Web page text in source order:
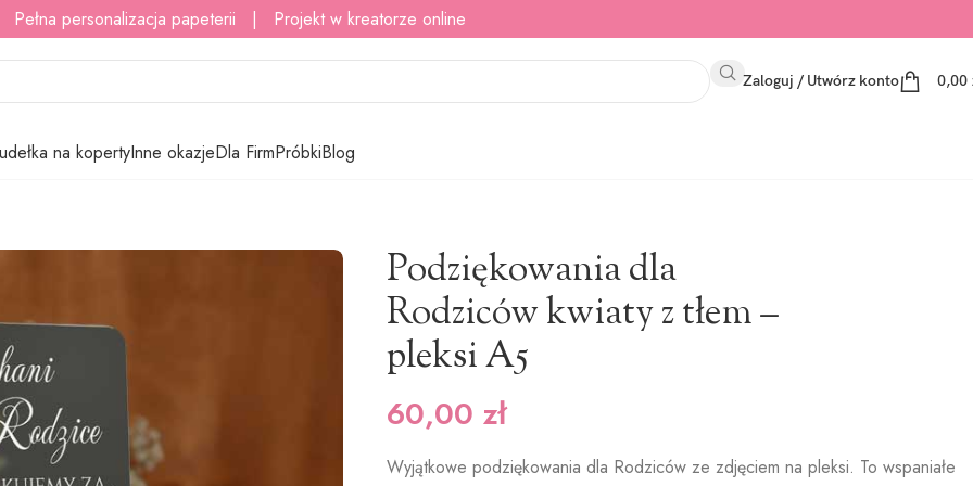
personalizacja papeterii | Projekt w kreatorze online
Zaloguj / Utwórz konto 0,00
na kopertyInne okazjeDla FirmPróbkiBlog
Podziękowania dla
Rodziców kwiaty z tłem –
pleksi A5
60,00 zł
Wyjątkowe podziękowania dla Rodziców ze zdjęciem na pleksi. To wspaniałe